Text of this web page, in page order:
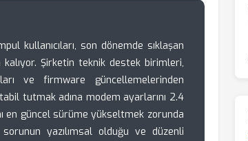
kullanıcıları, son dönemde sıklaşan
kalıyor. Şirketin teknik destek birimleri,
ve firmware güncellemelerinden
tutmak adına modem ayarlarını 2.4
en güncel sürüme yükseltmek zorunda
yazılımsal olduğu ve düzenli